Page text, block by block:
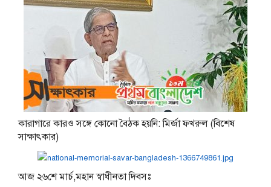
কারাগারে কারও সঙ্গে কোনো বৈঠক হয়নি: মির্জা ফখরুল (বিশেষ
সাক্ষাৎকার)
আজ ২৬শে মার্চ,মহান স্বাধীনতা দিবসঃ